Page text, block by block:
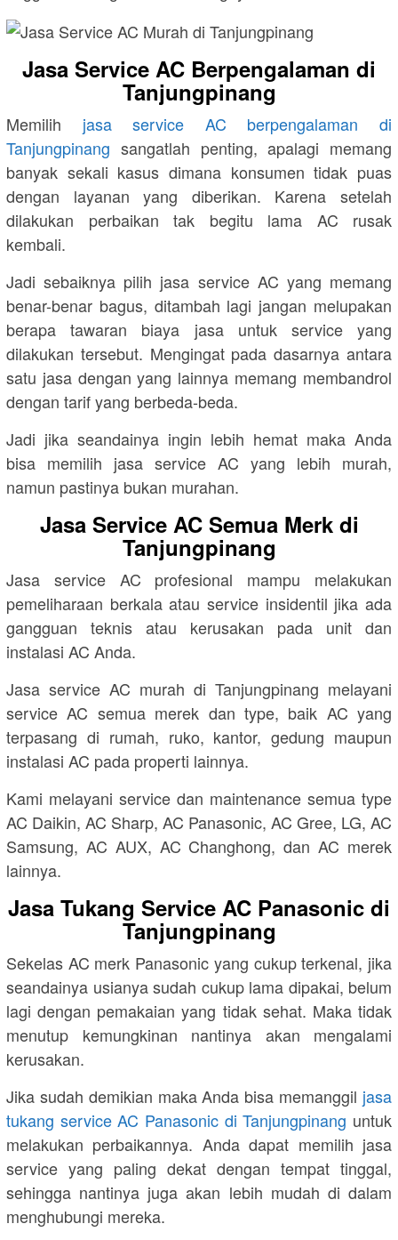
Jasa Service AC Berpengalaman di
Tanjungpinang
Memilih jasa service AC berpengalaman di
Tanjungpinang sangatlah penting, apalagi memang
banyak sekali kasus dimana konsumen tidak puas
dengan layanan yang diberikan. Karena setelah
dilakukan perbaikan tak begitu lama AC rusak
kembali.
Jadi sebaiknya pilih jasa service AC yang memang
benar-benar bagus, ditambah lagi jangan melupakan
berapa tawaran biaya jasa untuk service yang
dilakukan tersebut. Mengingat pada dasarnya antara
satu jasa dengan yang lainnya memang membandrol
dengan tarif yang berbeda-beda.
Jadi jika seandainya ingin lebih hemat maka Anda
bisa memilih jasa service AC yang lebih murah,
namun pastinya bukan murahan.
Jasa Service AC Semua Merk di
Tanjungpinang
Jasa service AC profesional mampu melakukan
pemeliharaan berkala atau service insidentil jika ada
gangguan teknis atau kerusakan pada unit dan
instalasi AC Anda.
Jasa service AC murah di Tanjungpinang melayani
service AC semua merek dan type, baik AC yang
terpasang di rumah, ruko, kantor, gedung maupun
instalasi AC pada properti lainnya.
Kami melayani service dan maintenance semua type
AC Daikin, AC Sharp, AC Panasonic, AC Gree, LG, AC
Samsung, AC AUX, AC Changhong, dan AC merek
lainnya.
Jasa Tukang Service AC Panasonic di
Tanjungpinang
Sekelas AC merk Panasonic yang cukup terkenal, jika
seandainya usianya sudah cukup lama dipakai, belum
lagi dengan pemakaian yang tidak sehat. Maka tidak
menutup kemungkinan nantinya akan mengalami
kerusakan.
Jika sudah demikian maka Anda bisa memanggil jasa
tukang service AC Panasonic di Tanjungpinang untuk
melakukan perbaikannya. Anda dapat memilih jasa
service yang paling dekat dengan tempat tinggal,
sehingga nantinya juga akan lebih mudah di dalam
menghubungi mereka.